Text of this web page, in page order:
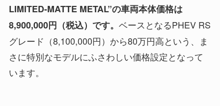
LIMITED-MATTE METAL”の車両本体価格は
8,900,000円（税込）です。 ベースとなるPHEV RS
グレード（8,100,000円）から80万円高という、ま
さに特別なモデルにふさわしい価格設定となって
います。